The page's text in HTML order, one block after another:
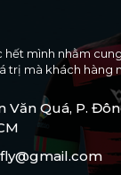
hết mình nhằm
trị mà khách hàng
Văn Quá, P.